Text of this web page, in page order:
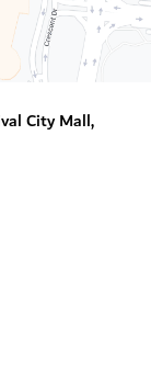
City Mall,